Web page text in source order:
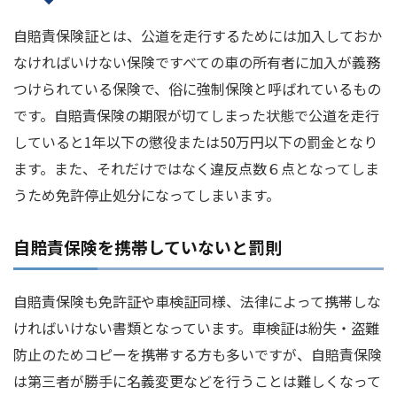
自賠責保険証とは、公道を走行するためには加入しておか
なければいけない保険ですべての車の所有者に加入が義務
つけられている保険で、俗に強制保険と呼ばれているもの
です。自賠責保険の期限が切てしまった状態で公道を走行
していると1年以下の懲役または50万円以下の罰金となり
ます。また、それだけではなく違反点数６点となってしま
うため免許停止処分になってしまいます。
自賠責保険を携帯していないと罰則
自賠責保険も免許証や車検証同様、法律によって携帯しな
ければいけない書類となっています。車検証は紛失・盗難
防止のためコピーを携帯する方も多いですが、自賠責保険
は第三者が勝手に名義変更などを行うことは難しくなって